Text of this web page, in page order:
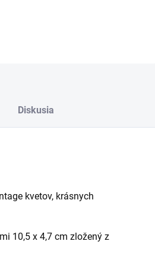
Diskusia
kvetov, krásnych
10,5 x 4,7 cm zložený z